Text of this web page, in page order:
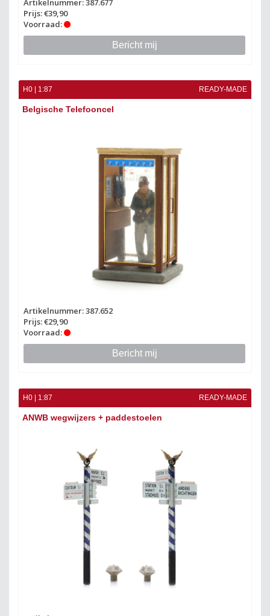
Artikelnummer: 387.677
Prijs: €39,90
Voorraad:
Bericht mij
H0 | 1:87 READY-MADE
Belgische Telefooncel
Artikelnummer: 387.652
Prijs: €29,90
Voorraad:
Bericht mij
H0 | 1:87 READY-MADE
ANWB wegwijzers + paddestoelen